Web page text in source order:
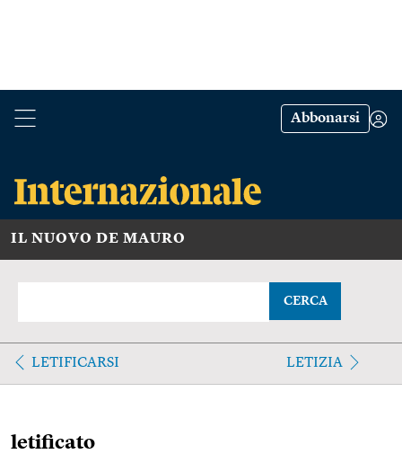
Abbonarsi
IL NUOVO DE MAURO
CERCA
LETIFICARSI LETIZIA
letificato